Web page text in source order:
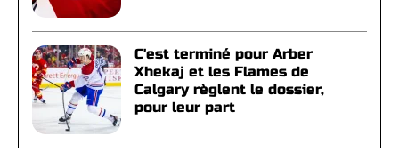
C'est terminé pour Arber
Xhekaj et les Flames de
Calgary règlent le dossier,
pour leur part